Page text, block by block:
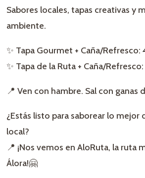
Sabores locales, tapas creativas y
ambiente.
✨ Tapa Gourmet + Caña/Refresco:
✨ Tapa de la Ruta + Caña/
📍 Ven con hambre. Sal con ganas
¿Estás listo para saborear lo mejor
local?
📍 ¡Nos vemos en AloRuta, la ruta
Álora!🤗